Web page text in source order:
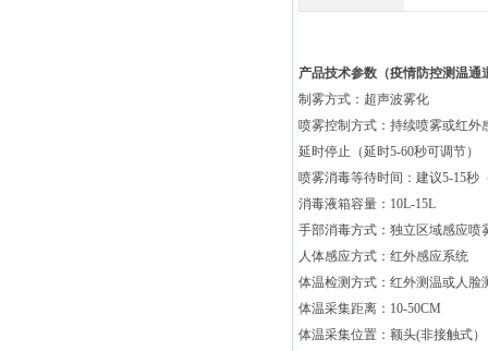
产品技术参数（疫情防控测温通
制雾方式：超声波雾化
喷雾控制方式：持续喷雾或红外
延时停止（延时5-60秒可调节）
喷雾消毒等待时间：建议5-15秒
消毒液箱容量：10L-15L
手部消毒方式：独立区域感应喷
人体感应方式：红外感应系统
体温检测方式：红外测温或人脸
体温采集距离：10-50CM
体温采集位置：额头(非接触式）